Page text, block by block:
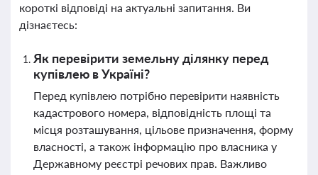
короткі відповіді на актуальні запитання. Ви
дізнаєтесь:
Як перевірити земельну ділянку перед
купівлею в Україні?
Перед купівлею потрібно перевірити наявність
кадастрового номера, відповідність площі та
місця розташування, цільове призначення, форму
власності, а також інформацію про власника у
Державному реєстрі речових прав. Важливо